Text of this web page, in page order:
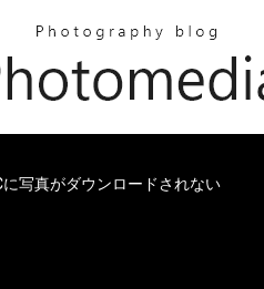
写真がダウンロードされない